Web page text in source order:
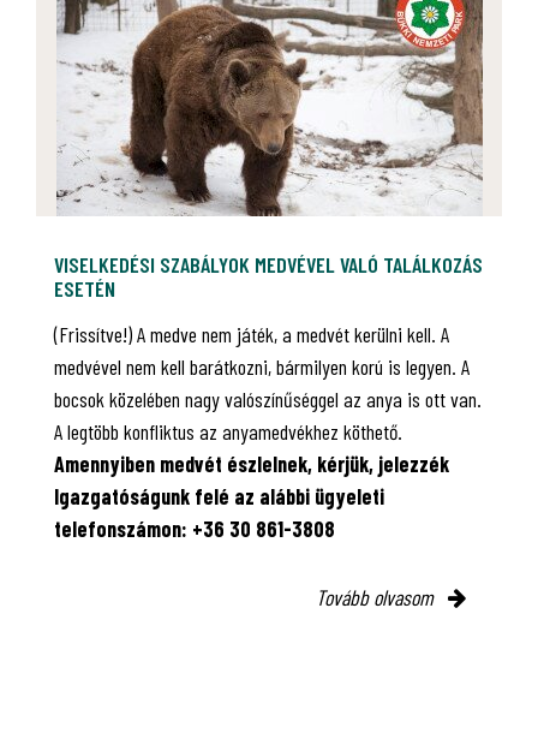
VISELKEDÉSI SZABÁLYOK MEDVÉVEL VALÓ TALÁLKOZÁS
ESETÉN
(Frissítve!) A medve nem játék, a medvét kerülni kell. A
medvével nem kell barátkozni, bármilyen korú is legyen. A
bocsok közelében nagy valószínűséggel az anya is ott van.
A legtöbb konfliktus az anyamedvékhez köthető.
Amennyiben medvét észlelnek, kérjük, jelezzék
Igazgatóságunk felé az alábbi ügyeleti
telefonszámon: +36 30 861-3808
Tovább olvasom